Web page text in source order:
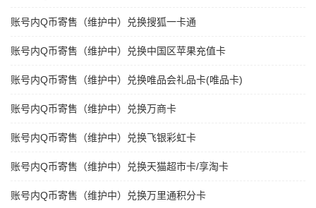
账号内Q币寄售（维护中）兑换搜狐一卡通
账号内Q币寄售（维护中）兑换中国区苹果充值卡
账号内Q币寄售（维护中）兑换唯品会礼品卡(唯品卡)
账号内Q币寄售（维护中）兑换万商卡
账号内Q币寄售（维护中）兑换飞银彩虹卡
账号内Q币寄售（维护中）兑换天猫超市卡/享淘卡
账号内Q币寄售（维护中）兑换万里通积分卡